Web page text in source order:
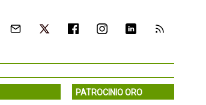
PATROCINIO ORO